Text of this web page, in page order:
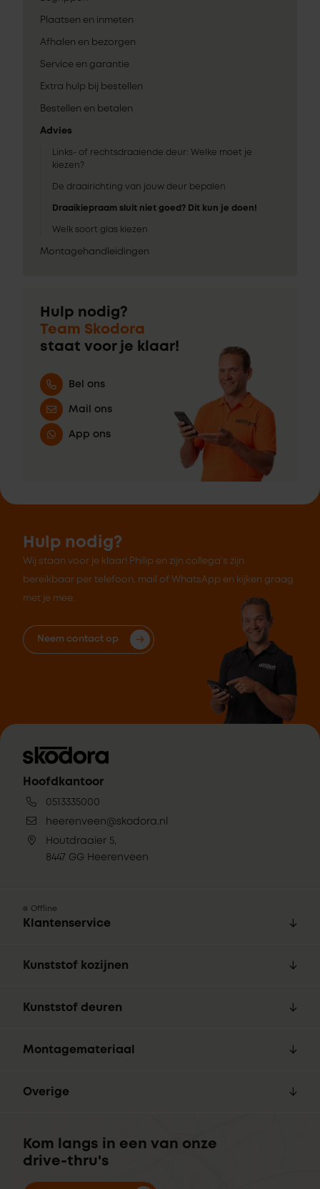
Plaatsen en inmeten
Afhalen en bezorgen
Service en garantie
Extra hulp bij bestellen
Bestellen en betalen
Advies
Links- of rechtsdraaiende deur: Welke moet je
kiezen?
De draairichting van jouw deur bepalen
Draaikiepraam sluit niet goed? Dit kun je doen!
Welk soort glas kiezen
Montagehandleidingen
Hulp nodig?
Team Skodora
staat voor je klaar!
Bel ons
Mail ons
App ons
Hulp nodig?
Wij staan voor je klaar! Philip en zijn collega's zijn
bereikbaar per telefoon, mail of WhatsApp en kijken graag
met je mee.
Neem contact op
Hoofdkantoor
0513335000
heerenveen@skodora.nl
Houtdraaier 5,
8447 GG Heerenveen
Offline
Klantenservice
Kunststof kozijnen
Kunststof deuren
Montagemateriaal
Overige
Kom langs in een van onze
drive-thru's